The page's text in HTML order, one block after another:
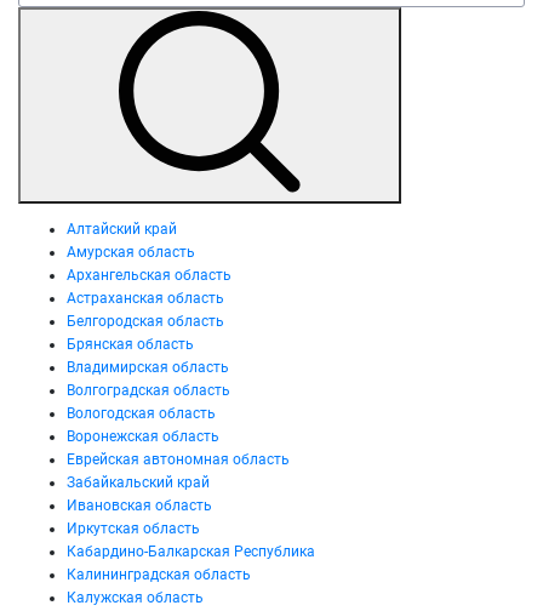
Алтайский край
Амурская область
Архангельская область
Астраханская область
Белгородская область
Брянская область
Владимирская область
Волгоградская область
Вологодская область
Воронежская область
Еврейская автономная область
Забайкальский край
Ивановская область
Иркутская область
Кабардино-Балкарская Республика
Калининградская область
Калужская область